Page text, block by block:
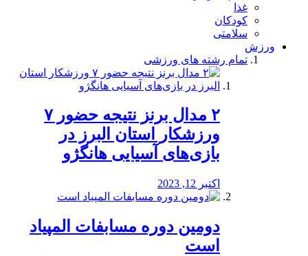
غذا
کودکان
سلامتی
ورزش
تمام رشته های ورزشی
۲ مدال برنز نتیجه حضور ۷
ورزشکار استان البرز در
بازی‌های آسیایی هانگژو
اکتبر 12, 2023
دومین دوره مسابفات المپیاد
است